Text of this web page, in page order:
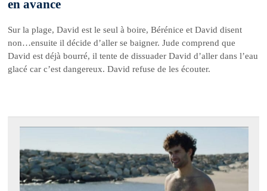
en avance
Sur la plage, David est le seul à boire, Bérénice et David disent
non…ensuite il décide d’aller se baigner. Jude comprend que
David est déjà bourré, il tente de dissuader David d’aller dans l’eau
glacé car c’est dangereux. David refuse de les écouter.